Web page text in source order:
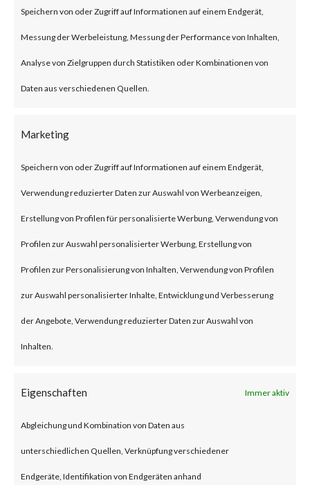
Speichern von oder Zugriff auf Informationen auf einem Endgerät,
Messung der Werbeleistung, Messung der Performance von Inhalten,
Analyse von Zielgruppen durch Statistiken oder Kombinationen von
Daten aus verschiedenen Quellen.
Marketing
Speichern von oder Zugriff auf Informationen auf einem Endgerät,
Verwendung reduzierter Daten zur Auswahl von Werbeanzeigen,
Erstellung von Profilen für personalisierte Werbung, Verwendung von
Profilen zur Auswahl personalisierter Werbung, Erstellung von
Profilen zur Personalisierung von Inhalten, Verwendung von Profilen
zur Auswahl personalisierter Inhalte, Entwicklung und Verbesserung
der Angebote, Verwendung reduzierter Daten zur Auswahl von
Inhalten.
Eigenschaften Immer aktiv
Abgleichung und Kombination von Daten aus
unterschiedlichen Quellen, Verknüpfung verschiedener
Endgeräte, Identifikation von Endgeräten anhand
Facebook 0
What is the Vulnerability?
On Jan 16 2024, Atlassian
released an advisory for a
template injection vulnerability
on Confluence Data Center and
Server. That can allow an
unauthenticated attacker to
remotely execute malicious
code on affected versions. This
vulnerability is rated with a
Atlassian highly recommend to
apply the latest version